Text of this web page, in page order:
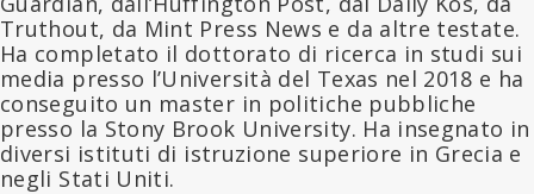
Truthout, da Mint Press News e da altre testate.
Ha completato il dottorato di ricerca in studi sui
media presso l’Università del Texas nel 2018 e ha
conseguito un master in politiche pubbliche
presso la Stony Brook University. Ha insegnato in
diversi istituti di istruzione superiore in Grecia e
negli Stati Uniti.